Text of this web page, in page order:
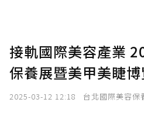
接軌國際美容產業
保養展暨美甲美睫
2025-03-12 12:18 台北國際美容保